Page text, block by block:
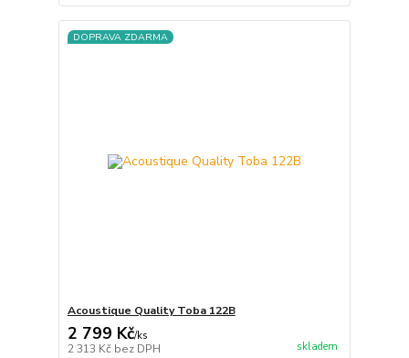
DOPRAVA ZDARMA
Acoustique Quality Toba 122B
2 799 Kč/ks
2 313 Kč bez DPH skladem